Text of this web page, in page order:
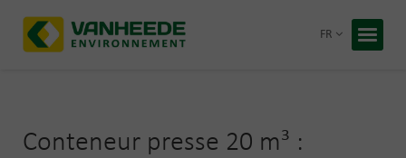
Retour
FR
Conteneur presse 20 m³ :